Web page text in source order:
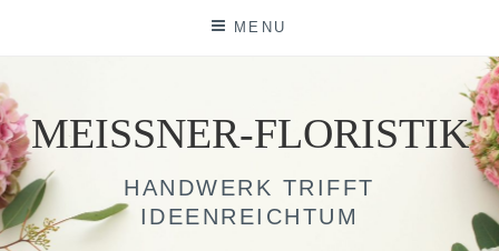
MENU
MEISSNER-FLORISTIK
HANDWERK TRIFFT
IDEENREICHTUM